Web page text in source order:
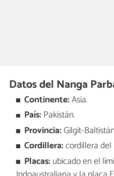
Datos del Nanga
Continente:Asia.
País: Pakistán.
Provincia:Gilgit-
Cordillera:cordillera
Placas: ubicado en el